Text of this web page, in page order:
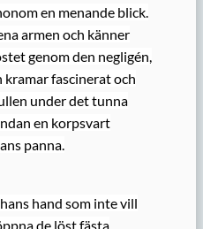
en menande blick.
armen och känner
genom den negligén,
kramar fascinerat och
under det tunna
en korpsvart
panna.
hand som inte vill
de löst fästa